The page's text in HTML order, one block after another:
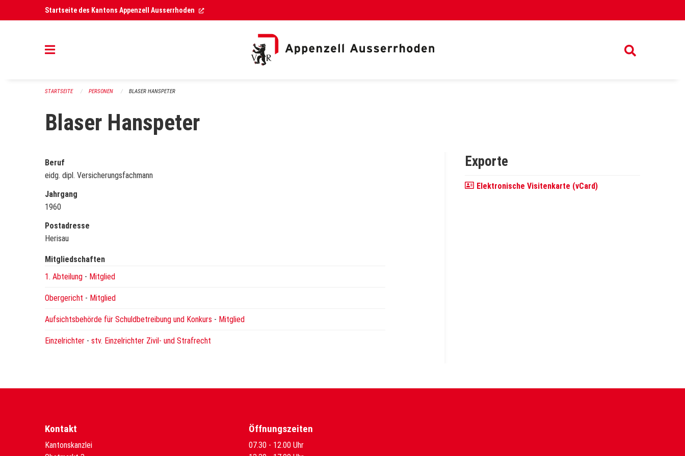
Navigation überspringenStartseite des Kantons Appenzell Ausserrhoden (External Link)
STARTSEITE PERSONEN BLASER HANSPETER
Blaser Hanspeter
Beruf
eidg. dipl. Versicherungsfachmann
Jahrgang
1960
Postadresse
Herisau
Mitgliedschaften
1. Abteilung - Mitglied
Obergericht - Mitglied
Aufsichtsbehörde für Schuldbetreibung und Konkurs - Mitglied
Einzelrichter - stv. Einzelrichter Zivil- und Strafrecht
Exporte
Elektronische Visitenkarte (vCard)
Kontakt
Kantonskanzlei
Öffnungszeiten
07.30 - 12.00 Uhr